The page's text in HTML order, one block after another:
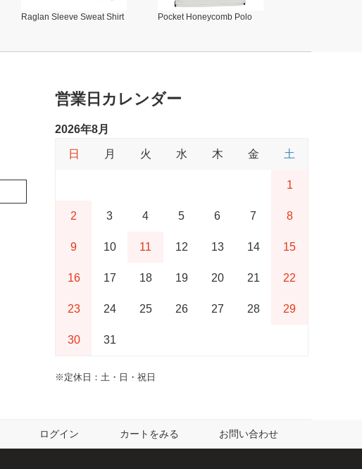
Raglan Sleeve Sweat Shirt Pocket Honeycomb Polo
営業日カレンダー
2026年8月
日 月 火 水 木 金 土
1
2 3 4 5 6 7 8
9 10 11 12 13 14 15
16 17 18 19 20 21 22
23 24 25 26 27 28 29
30 31
※定休日：土・日・祝日
ログイン カートをみる お問い合わせ